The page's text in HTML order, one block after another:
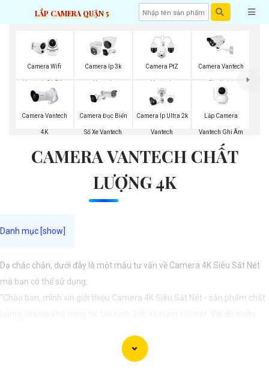
LẮP CAMERA QUẬN 5
Camera Wifi
Vantech Có Báo
Động
Camera Ip 3k
Vanech
Camera PtZ
Vantech
Camera Vantech
Starlight
Camera Vantech
4K
Camera Đọc Biển
Số Xe Vantech
Camera Ip Ultra 2k
Vantech
Lắp Camera
Vantech Ghi Âm
CAMERA VANTECH CHẤT
LƯỢNG 4K
Dạ chắc chắn, dưới đây là một mẫu tư vấn về Camera 4K Siêu Sắt Nét
mà bạn có thể sử dụng:
"Chào bạn, mình xin giới thiệu Camera 4K Siêu Sắt Nét - sản phẩm chất
ảnh tuyệt vời. Đồng thời, tính năng Siêu Sắt Nét giúp bạn ghi lại mọi
khoảnh khắc một cách rõ ràng và chi tiết nhất. Hãy trải nghiệm sự chân